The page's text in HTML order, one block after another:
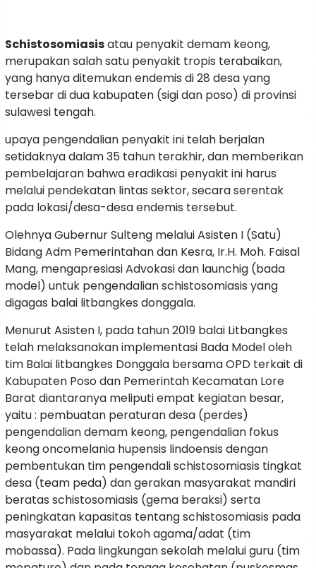
Schistosomiasisatau penyakit demam keong,
merupakan salah satu penyakit tropis terabaikan,
yang hanya ditemukan endemis di 28 desa yang
tersebar di dua kabupaten (sigi dan poso) di provinsi
sulawesi tengah.
upaya pengendalian penyakit ini telah berjalan
setidaknya dalam 35 tahun terakhir, dan memberikan
pembelajaran bahwa eradikasi penyakit ini harus
melalui pendekatan lintas sektor, secara serentak
pada lokasi/desa-desa endemis tersebut.
Olehnya Gubernur Sulteng melalui Asisten I (Satu)
Bidang Adm Pemerintahan dan Kesra, Ir.H. Moh. Faisal
Mang, mengapresiasi Advokasi dan launchig (bada
model) untuk pengendalian schistosomiasis yang
digagas balai litbangkes donggala.
Menurut Asisten I, pada tahun 2019 balai Litbangkes
telah melaksanakan implementasi Bada Model oleh
tim Balai litbangkes Donggala bersama OPD terkait di
Kabupaten Poso dan Pemerintah Kecamatan Lore
Barat diantaranya meliputi empat kegiatan besar,
yaitu : pembuatan peraturan desa (perdes)
pengendalian demam keong, pengendalian fokus
keong oncomelania hupensis lindoensis dengan
pembentukan tim pengendali schistosomiasis tingkat
desa (team peda) dan gerakan masyarakat mandiri
beratas schistosomiasis (gema beraksi) serta
peningkatan kapasitas tentang schistosomiasis pada
masyarakat melalui tokoh agama/adat (tim
mobassa). Pada lingkungan sekolah melalui guru (tim